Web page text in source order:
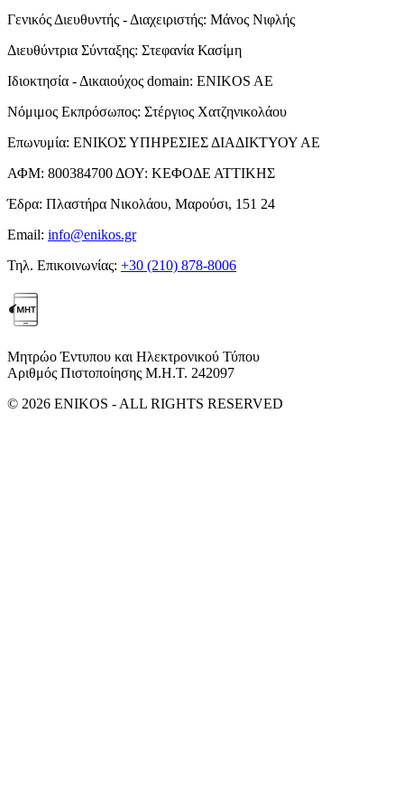
Γενικός Διευθυντής - Διαχειριστής: Μάνος Νιφλής
Διευθύντρια Σύνταξης: Στεφανία Κασίμη
Ιδιοκτησία - Δικαιούχος domain: ENIKOS AE
Νόμιμος Εκπρόσωπος: Στέργιος Χατζηνικολάου
Επωνυμία: ΕΝΙΚΟΣ ΥΠΗΡΕΣΙΕΣ ΔΙΑΔΙΚΤΥΟΥ ΑΕ
ΑΦΜ: 800384700 ΔΟΥ: ΚΕΦΟΔΕ ΑΤΤΙΚΗΣ
Έδρα: Πλαστήρα Νικολάου, Μαρούσι, 151 24
Email: info@enikos.gr
Τηλ. Επικοινωνίας: +30 (210) 878-8006
Μητρώο Έντυπου και Ηλεκτρονικού Τύπου
Αριθμός Πιστοποίησης Μ.Η.Τ. 242097
© 2026 ENIKOS - ALL RIGHTS RESERVED